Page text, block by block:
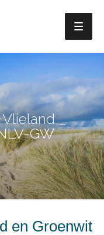
_
GW
en Groenwit